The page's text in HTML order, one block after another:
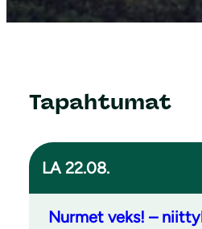
Tapahtumat
LA 22.08.
Nurmet veks! –